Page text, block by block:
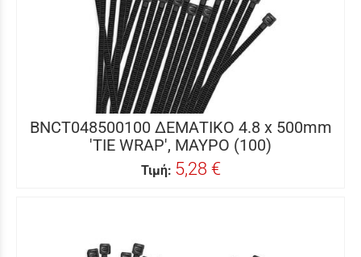
BNCT048500100 ΔΕΜΑΤΙΚΟ 4.8 x 500mm
'TIE WRAP', ΜΑΥΡΟ (100)
Τιμή: 5,28 €